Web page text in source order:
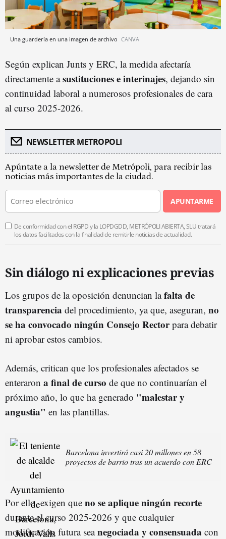
Una guardería en una imagen de archivo CANVA
Según explican Junts y ERC, la medida afectaría
directamente asustituciones e interinajes, dejando sin
continuidad laboral a numerosos profesionales de cara
al curso 2025-2026.
NEWSLETTER METROPOLI
Apúntate a la newsletter de Metrópoli, para recibir las
noticias más importantes de la ciudad.
APUNTARME
De conformidad con el RGPD y la LOPDGDD, METRÓPOLI ABIERTA, SLU tratará
los datos facilitados con la finalidad de remitirle noticias de actualidad.
Sin diálogo ni explicaciones previas
Los grupos de la oposición denuncian lafalta de
transparencia del procedimiento, ya que, aseguran, no
se ha convocado ningún Consejo Rectorpara debatir
ni aprobar estos cambios.
Además, critican que los profesionales afectados se
enteraron a final de curso de que no continuarían el
próximo año, lo que ha generado "malestar y
angustia" en las plantillas.
Barcelona invertirá casi 20 millones en 58
proyectos de barrio tras un acuerdo con ERC
Por ello, exigen que no se aplique ningún recorte
durante el curso 2025-2026 y que cualquier
modificación futura seanegociada y consensuada con